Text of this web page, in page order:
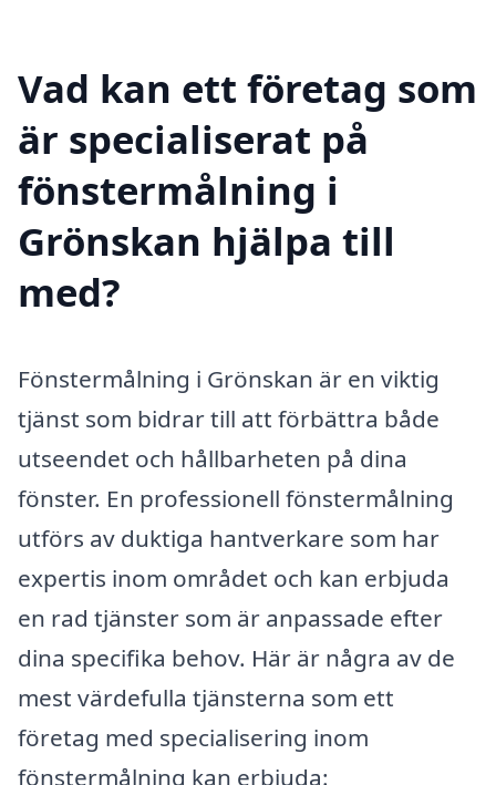
Vad kan ett företag som
är specialiserat på
fönstermålning i
Grönskan hjälpa till
med?
Fönstermålning i Grönskan är en viktig
tjänst som bidrar till att förbättra både
utseendet och hållbarheten på dina
fönster. En professionell fönstermålning
utförs av duktiga hantverkare som har
expertis inom området och kan erbjuda
en rad tjänster som är anpassade efter
dina specifika behov. Här är några av de
mest värdefulla tjänsterna som ett
företag med specialisering inom
fönstermålning kan erbjuda: